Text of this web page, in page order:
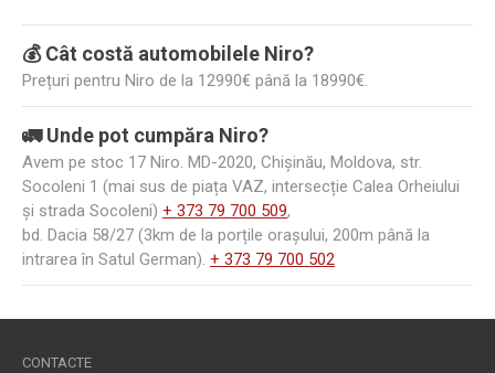
💰 Cât costă automobilele Niro?
Prețuri pentru Niro de la 12990€ până la 18990€.
🚛 Unde pot cumpăra Niro?
Avem pe stoc 17 Niro. MD-2020, Chișinău, Moldova, str.
Socoleni 1 (mai sus de piața VAZ, intersecție Calea Orheiului
și strada Socoleni) + 373 79 700 509,
bd. Dacia 58/27 (3km de la porțile orașului, 200m până la
intrarea în Satul German). + 373 79 700 502
CONTACTE